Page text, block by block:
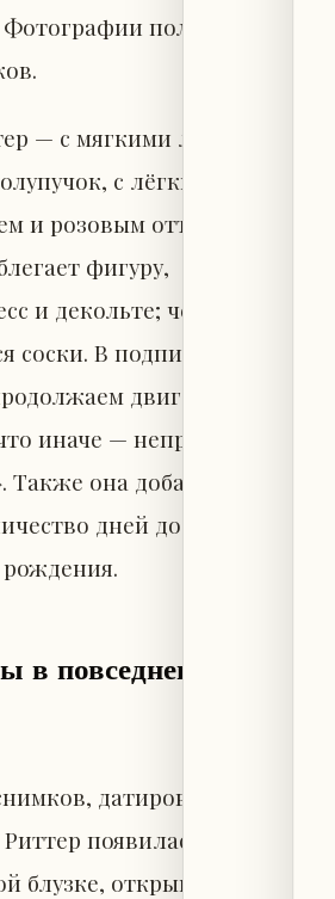
получили
— с мягкими локонами,
с лёгким загаром,
и розовым оттенком губ.
фигуру,
и декольте; через ткань
соски. В подписи она
двигаться
иначе — неприемлемо.
Также она добавила цифру
дней до своего
повседневной
датированных
появилась в
блузке, открывающей